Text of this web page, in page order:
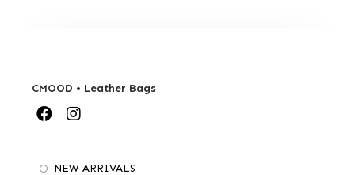
CMOOD • Leather Bags
NEW ARRIVALS